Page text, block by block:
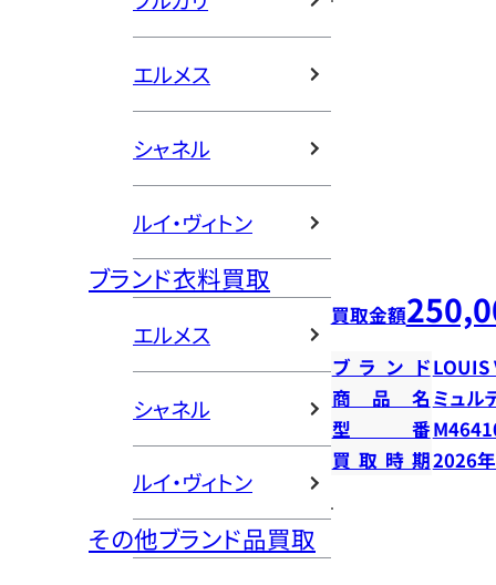
エルメス
シャネル
ルイ・ヴィトン
ブランド衣料買取
エルメス
シャネル
ルイ・ヴィトン
その他ブランド品買取
買取金額
ブランドLOUIS
商品名 ミュル
型番
買取時期2026